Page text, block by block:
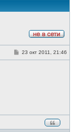
е
в
с
С23 окт 2011, 21:46